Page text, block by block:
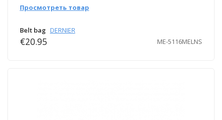
Просмотреть товар
Belt bag DERNIER
ME-5116MELNS
€20.95